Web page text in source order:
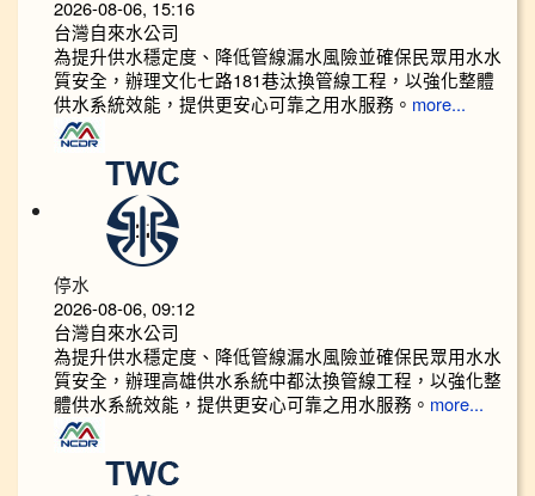
2026-08-06, 15:16
台灣自來水公司
為提升供水穩定度、降低管線漏水風險並確保民眾用水水
質安全，辦理文化七路181巷汰換管線工程，以強化整體
供水系統效能，提供更安心可靠之用水服務。 more...
停水
2026-08-06, 09:12
台灣自來水公司
為提升供水穩定度、降低管線漏水風險並確保民眾用水水
質安全，辦理高雄供水系統中都汰換管線工程，以強化整
體供水系統效能，提供更安心可靠之用水服務。 more...